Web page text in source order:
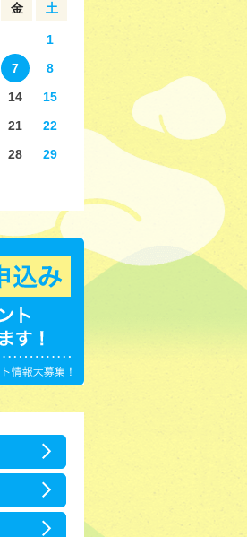
金 土
1
7
8
14
15
21
22
28
29